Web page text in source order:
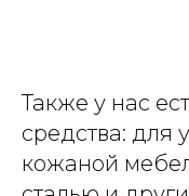
Также у нас
средства: для
кожаной